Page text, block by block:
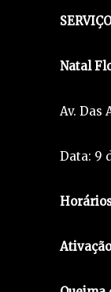
SERVIÇO
Natal
Av. Das
Data: 9